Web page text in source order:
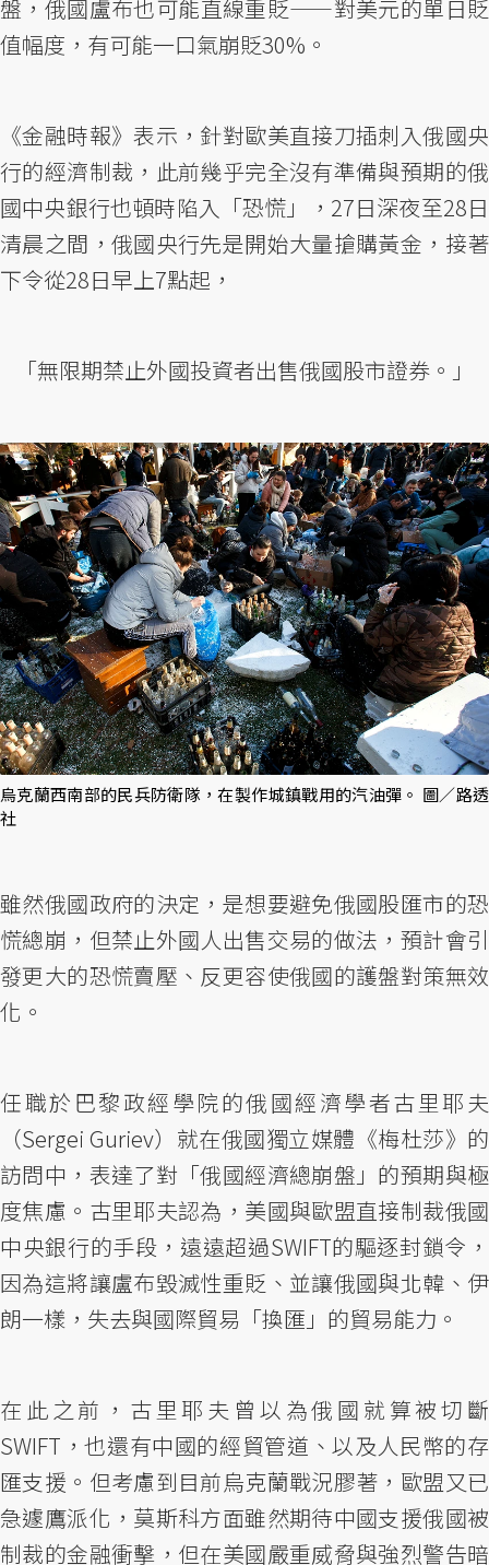
盤，俄國盧布也可能直線重貶——對美元的單日貶
值幅度，有可能一口氣崩貶30%。
《金融時報》表示，針對歐美直接刀插刺入俄國央
行的經濟制裁，此前幾乎完全沒有準備與預期的俄
國中央銀行也頓時陷入「恐慌」，27日深夜至28日
清晨之間，俄國央行先是開始大量搶購黃金，接著
下令從28日早上7點起，
「無限期禁止外國投資者出售俄國股市證券。」
烏克蘭西南部的民兵防衛隊，在製作城鎮戰用的汽油彈。 圖／路透
社
雖然俄國政府的決定，是想要避免俄國股匯市的恐
慌總崩，但禁止外國人出售交易的做法，預計會引
發更大的恐慌賣壓、反更容使俄國的護盤對策無效
化。
任職於巴黎政經學院的俄國經濟學者古里耶夫
（Sergei Guriev）就在俄國獨立媒體《梅杜莎》的
訪問中，表達了對「俄國經濟總崩盤」的預期與極
度焦慮。古里耶夫認為，美國與歐盟直接制裁俄國
中央銀行的手段，遠遠超過SWIFT的驅逐封鎖令，
因為這將讓盧布毀滅性重貶、並讓俄國與北韓、伊
朗一樣，失去與國際貿易「換匯」的貿易能力。
在此之前，古里耶夫曾以為俄國就算被切斷
SWIFT，也還有中國的經貿管道、以及人民幣的存
匯支援。但考慮到目前烏克蘭戰況膠著，歐盟又已
急遽鷹派化，莫斯科方面雖然期待中國支援俄國被
制裁的金融衝擊，但在美國嚴重威脅與強烈警告暗